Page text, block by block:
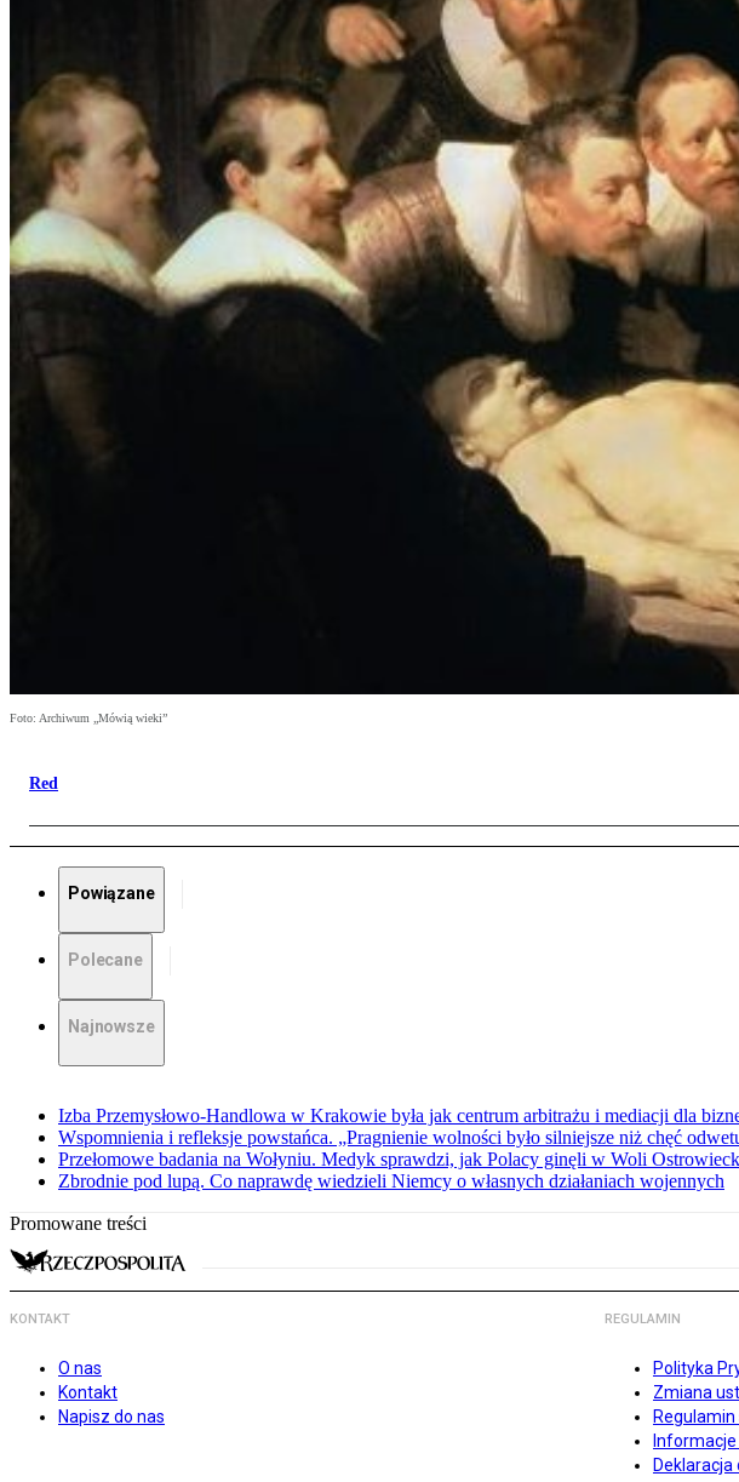
Foto: Archiwum „Mówią wieki”
Red
Powiązane
Polecane
Najnowsze
Izba Przemysłowo-Handlowa w Krakowie była jak centrum arbitrażu i mediacji dla
Wspomnienia i refleksje powstańca. „Pragnienie wolności było silniejsze niż chęć
Przełomowe badania na Wołyniu. Medyk sprawdzi, jak Polacy ginęli w Woli
Zbrodnie pod lupą. Co naprawdę wiedzieli Niemcy o własnych działaniach wojennych
Promowane treści
KONTAKT
O nas
Kontakt
Napisz do nas
REGULAMIN
Polityka
Zmiana
Deklaracja